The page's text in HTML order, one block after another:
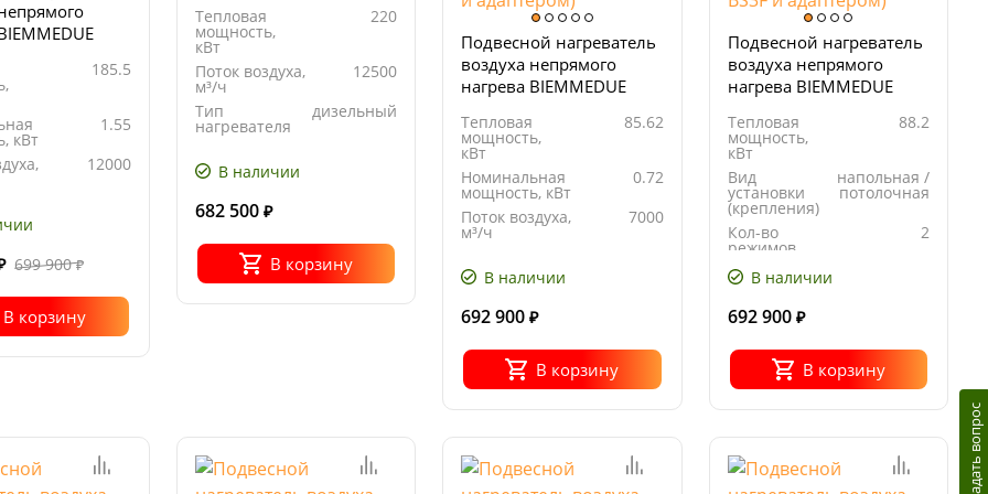
185.5
кВт
1.55
12000
ч
699 900₽
В корзину
Тепловая
мощность,
кВт
220
Поток воздуха,
м³/ч
12500
Тип
нагревателя
дизельный
В наличии
682 500 ₽
В корзину
Подвесной нагреватель
воздуха непрямого
нагрева BIEMMEDUE
горелкой на сжиженном
газе BS3F и адаптером)
Тепловая
мощность,
кВт
85.62
Номинальная
мощность, кВт
0.72
Поток воздуха,
м³/ч
7000
топлива, кг/ч
В наличии
692 900 ₽
В корзину
Подвесной нагреватель
воздуха непрямого
нагрева BIEMMEDUE
горелкой на
магистральном газе
BS3F и адаптером)
Тепловая
мощность,
кВт
88.2
Вид
установки
(крепления)
напольная /
потолочная
Кол-во
режимов
2
Номинальная
мощность, кВт
В наличии
692 900 ₽
В корзину
Задать вопрос